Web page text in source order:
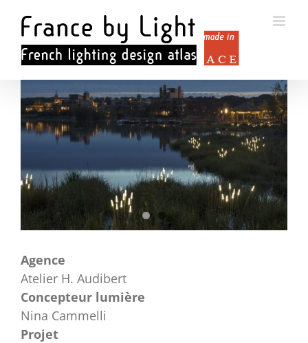
contenu
l'image
agrandie
Agence
Atelier H. Audibert
Concepteur lumière
Nina Cammelli
Projet